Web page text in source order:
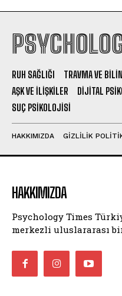
RUH SAĞLIĞI TRAVMA VE
AŞK VE İLIŞKILER
DIJITAL
SUÇ PSIKOLOJISI
HAKKIMIZDA GIZLILIK
HAKKIMIZDA
Psychology Times
merkezli uluslararası